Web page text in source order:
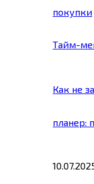
покупки
Тайм-
Как не
планер: